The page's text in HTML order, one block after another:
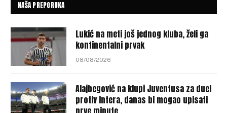
NAŠA PREPORUKA
Lukić na meti još jednog kluba, želi ga
kontinentalni prvak
08/08/2026
Alajbegović na klupi Juventusa za duel
protiv Intera, danas bi mogao upisati